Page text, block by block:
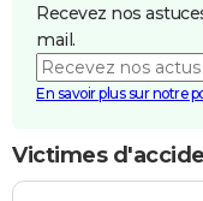
Recevez nos
mail.
En savoir plus sur notre
Victimes